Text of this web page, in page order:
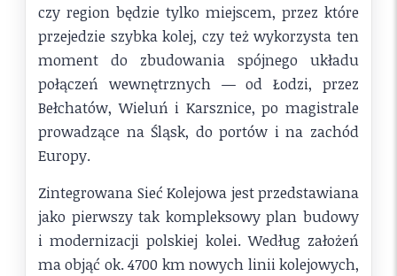
czy region będzie tylko miejscem, przez które
przejedzie szybka kolej, czy też wykorzysta ten
moment do zbudowania spójnego układu
połączeń wewnętrznych — od Łodzi, przez
Bełchatów, Wieluń i Karsznice, po magistrale
prowadzące na Śląsk, do portów i na zachód
Europy.
Zintegrowana Sieć Kolejowa jest przedstawiana
jako pierwszy tak kompleksowy plan budowy
i modernizacji polskiej kolei. Według założeń
ma objąć ok. 4700 km nowych linii kolejowych,